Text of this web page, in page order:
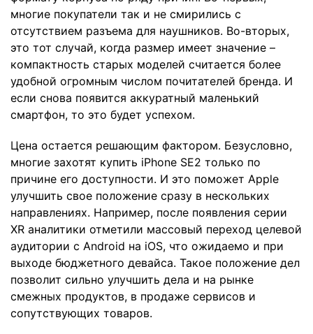
многие покупатели так и не смирились с
отсутствием разъема для наушников. Во-вторых,
это тот случай, когда размер имеет значение –
компактность старых моделей считается более
удобной огромным числом почитателей бренда. И
если снова появится аккуратный маленький
смартфон, то это будет успехом.
Цена остается решающим фактором. Безусловно,
многие захотят купить iPhone SE2 только по
причине его доступности. И это поможет Apple
улучшить свое положение сразу в нескольких
направлениях. Например, после появления серии
XR аналитики отметили массовый переход целевой
аудитории с Android на iOS, что ожидаемо и при
выходе бюджетного девайса. Такое положение дел
позволит сильно улучшить дела и на рынке
смежных продуктов, в продаже сервисов и
сопутствующих товаров.